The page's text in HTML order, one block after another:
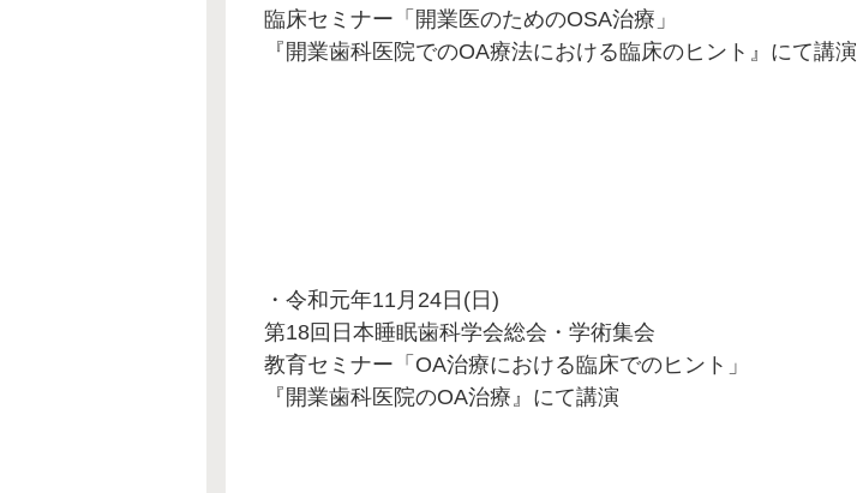
臨床セミナー「開業医のためのOSA治療」
『開業歯科医院でのOA療法における臨床のヒント』にて講演
・令和元年11月24日(日)
第18回日本睡眠歯科学会総会・学術集会
教育セミナー「OA治療における臨床でのヒント」
『開業歯科医院のOA治療』にて講演